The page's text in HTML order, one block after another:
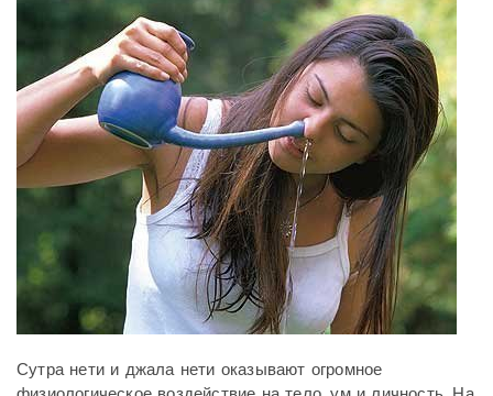
Сутра нети и джала нети оказывают огромное